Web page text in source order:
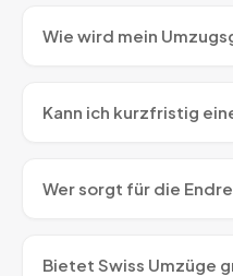
Wie wird mein
Kann ich kurzfristig
Wer sorgt für die
Bietet Swiss Umzüge